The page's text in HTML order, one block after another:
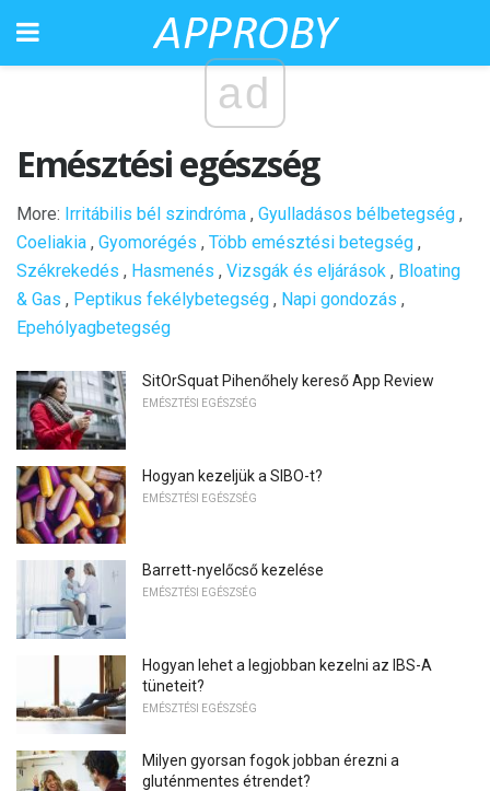
ad
Emésztési egészség
More: Irritábilis bél szindróma , Gyulladásos bélbetegség ,
Coeliakia , Gyomorégés , Több emésztési betegség ,
Székrekedés , Hasmenés , Vizsgák és eljárások , Bloating
& Gas , Peptikus fekélybetegség , Napi gondozás ,
Epehólyagbetegség
SitOrSquat Pihenőhely kereső App Review
EMÉSZTÉSI EGÉSZSÉG
Hogyan kezeljük a SIBO-t?
EMÉSZTÉSI EGÉSZSÉG
Barrett-nyelőcső kezelése
EMÉSZTÉSI EGÉSZSÉG
Hogyan lehet a legjobban kezelni az IBS-A
tüneteit?
EMÉSZTÉSI EGÉSZSÉG
Milyen gyorsan fogok jobban érezni a
gluténmentes étrendet?